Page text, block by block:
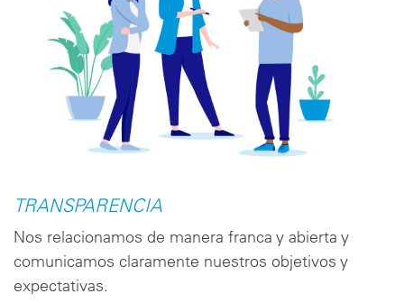
TRANSPARENCIA
Nos relacionamos de manera franca y abierta y
comunicamos claramente nuestros objetivos y
expectativas.